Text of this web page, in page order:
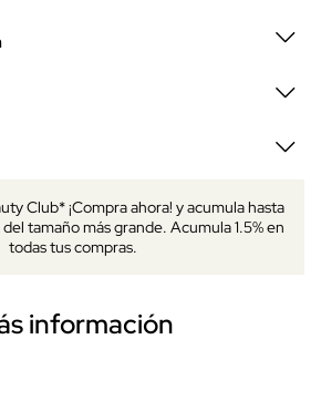
Club* ¡Compra ahora! y acumula hasta
tamaño más grande. Acumula 1.5% en
todas tus compras.
información